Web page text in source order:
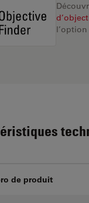
de produit